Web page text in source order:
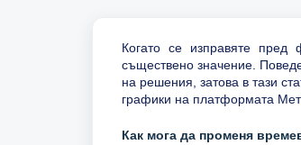
Когато се изправяте пред
съществено значение.
на решения, затова в тази
графики на платформата
Как мога да променя